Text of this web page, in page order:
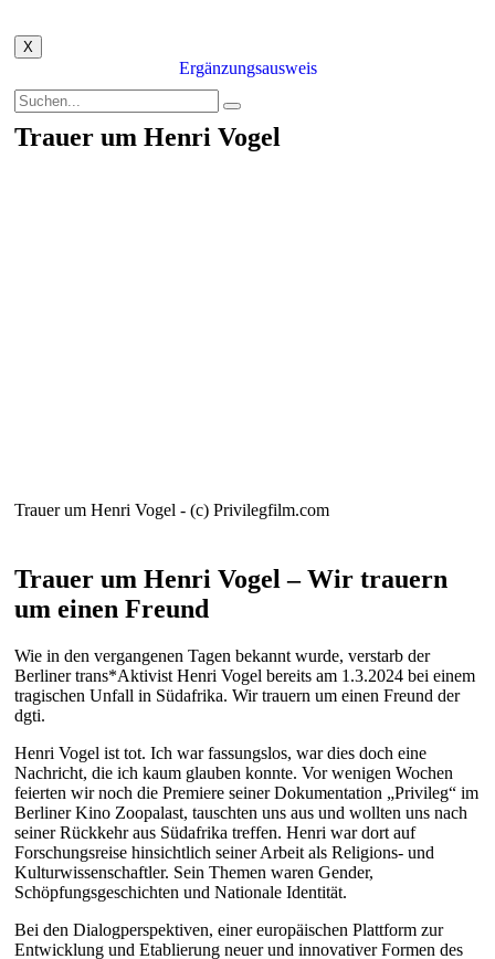
X
Ergänzungsausweis
Trauer um Henri Vogel
Trauer um Henri Vogel - (c) Privilegfilm.com
Trauer um Henri Vogel – Wir trauern
um einen Freund
Wie in den vergangenen Tagen bekannt wurde, verstarb der
Berliner trans*Aktivist Henri Vogel bereits am 1.3.2024 bei einem
tragischen Unfall in Südafrika. Wir trauern um einen Freund der
dgti.
Henri Vogel ist tot. Ich war fassungslos, war dies doch eine
Nachricht, die ich kaum glauben konnte. Vor wenigen Wochen
feierten wir noch die Premiere seiner Dokumentation „Privileg“ im
Berliner Kino Zoopalast, tauschten uns aus und wollten uns nach
seiner Rückkehr aus Südafrika treffen. Henri war dort auf
Forschungsreise hinsichtlich seiner Arbeit als Religions- und
Kulturwissenschaftler. Sein Themen waren Gender,
Schöpfungsgeschichten und Nationale Identität.
Bei den Dialogperspektiven, einer europäischen Plattform zur
Entwicklung und Etablierung neuer und innovativer Formen des